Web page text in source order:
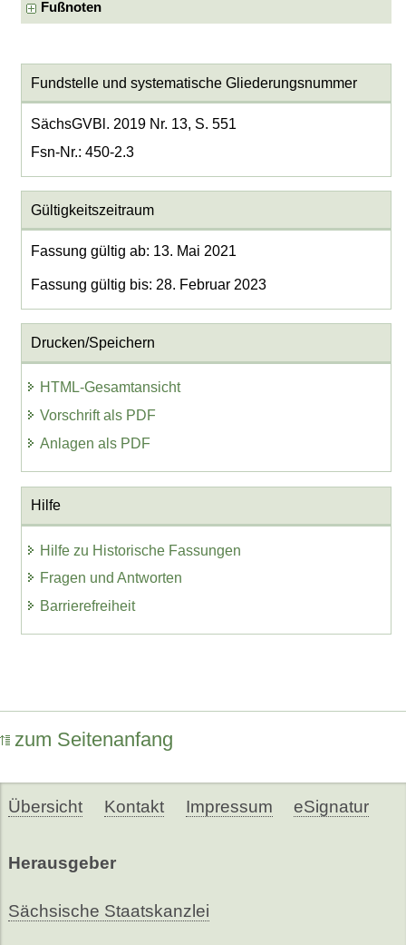
Fußnoten
Fundstelle und systematische Gliederungsnummer
SächsGVBl. 2019 Nr. 13, S. 551
Fsn-Nr.: 450-2.3
Gültigkeitszeitraum
Fassung gültig ab: 13. Mai 2021
Fassung gültig bis: 28. Februar 2023
Drucken/Speichern
HTML-Gesamtansicht
Vorschrift als PDF
Anlagen als PDF
Hilfe
Hilfe zu Historische Fassungen
Fragen und Antworten
Barrierefreiheit
zum Seitenanfang
Übersicht Kontakt Impressum eSignatur
Herausgeber
Sächsische Staatskanzlei